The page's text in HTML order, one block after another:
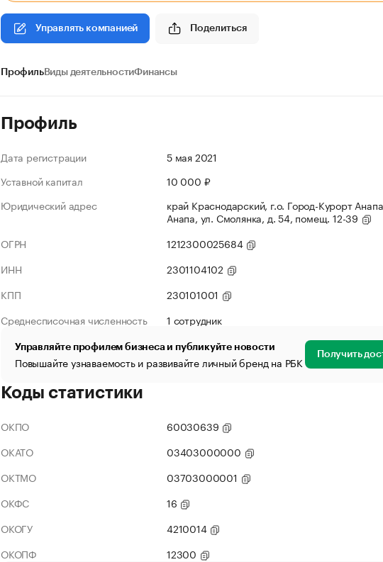
Управлять компанией Поделиться
ПрофильВиды деятельностиФинансы
Профиль
Дата регистрации
5 мая 2021
Уставной капитал
10 000 ₽
Юридический адрес
край Краснодарский, г.о. Город-Курорт
Анапа, ул. Смолянка, д. 54, помещ. 12-39
ОГРН
1212300025684
ИНН
2301104102
КПП
230101001
Среднесписочная численность
1 сотрудник
Управляйте профилем бизнеса и публикуйте новости
Повышайте узнаваемость и развивайте личный бренд на РБК Получить
Коды статистики
ОКПО
60030639
ОКАТО
03403000000
ОКТМО
03703000001
ОКФС
16
ОКОГУ
4210014
ОКОПФ
12300